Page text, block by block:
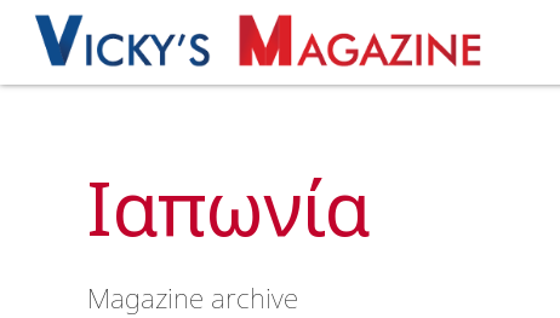
Ιαπωνία
Magazine archive